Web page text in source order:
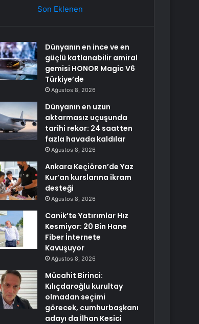
Son Eklenen
Dünyanın en ince ve en
güçlü katlanabilir amiral
gemisi HONOR Magic V6
Türkiye’de
Ağustos 8, 2026
Dünyanın en uzun
aktarmasız uçuşunda
tarihi rekor: 24 saatten
fazla havada kaldılar
Ağustos 8, 2026
Ankara Keçiören’de Yaz
Kur’an kurslarına ikram
desteği
Ağustos 8, 2026
Canik’te Yatırımlar Hız
Kesmiyor: 20 Bin Hane
Fiber İnternete
Kavuşuyor
Ağustos 8, 2026
Mücahit Birinci:
Kılıçdaroğlu kurultay
olmadan seçimi
görecek, cumhurbaşkanı
adayı da İlhan Kesici